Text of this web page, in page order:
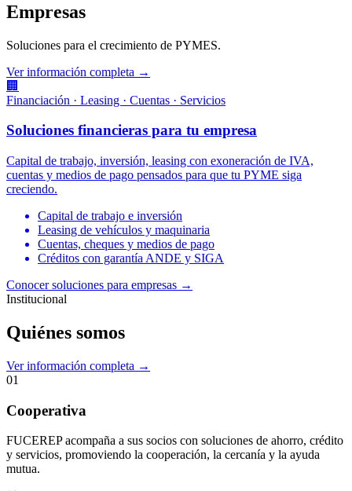
Empresas
Soluciones para el crecimiento de PYMES.
Ver información completa →
🏢
Financiación · Leasing · Cuentas · Servicios
Soluciones financieras para tu empresa
Capital de trabajo, inversión, leasing con exoneración de IVA,
cuentas y medios de pago pensados para que tu PYME siga
creciendo.
Capital de trabajo e inversión
Leasing de vehículos y maquinaria
Cuentas, cheques y medios de pago
Créditos con garantía ANDE y SIGA
Conocer soluciones para empresas →
Institucional
Quiénes somos
Ver información completa →
01
Cooperativa
FUCEREP acompaña a sus socios con soluciones de ahorro, crédito
y servicios, promoviendo la cooperación, la cercanía y la ayuda
mutua.